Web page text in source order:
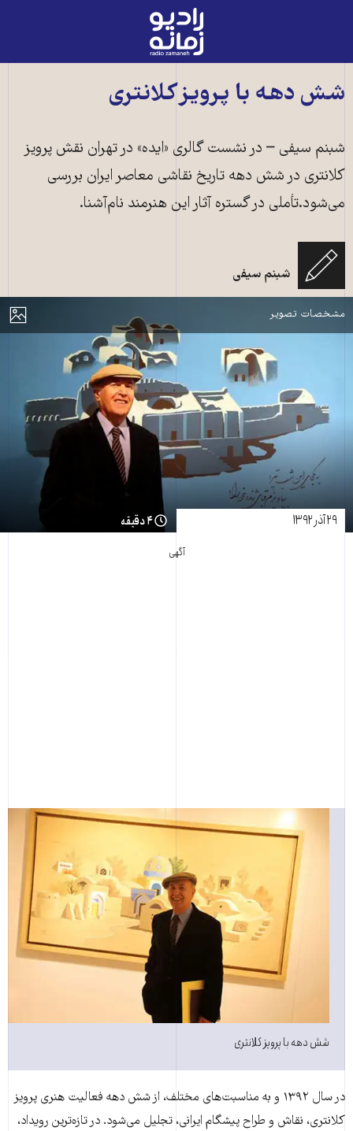
رادیو
زمانه
صفحه
شش دهه با پرویز کلانتری
شبنم سیفی – در نشست گالری «ایده» در تهران نقش پرویز
کلانتری در شش دهه تاریخ نقاشی معاصر ایران بررسی
می‌‌شود.تأملی در گستره آثار این هنرمند نام‌آشنا.
شبنم سیفی
نمایش
مشخصات تصویر
پرویز کلانتری و قبای ژنده نیما
۲۹ آذر ۱۳۹۲ ۴ دقیقه
آگهی
شش دهه با پرویز کلانتری
در سال ۱۳۹۲ و به مناسبت‌های مختلف، از شش دهه فعالیت‌ هنری پرویز
کلانتری، نقاش و طراح پیشگام ایرانی، تجلیل می‌شود. در تازه‌ترین رویداد،